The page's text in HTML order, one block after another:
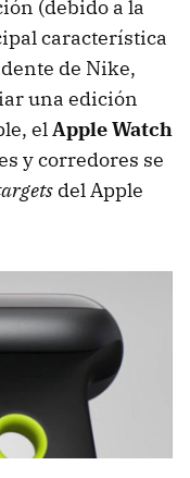
(debido a la
característica
de Nike,
una edición
elApple Watch
y corredores se
del Apple